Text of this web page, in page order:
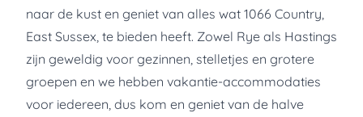
naar de kust en geniet van alles wat 1066 Country,
East Sussex, te bieden heeft. Zowel Rye als Hastings
zijn geweldig voor gezinnen, stelletjes en grotere
groepen en we hebben vakantie-accommodaties
voor iedereen, dus kom en geniet van de halve